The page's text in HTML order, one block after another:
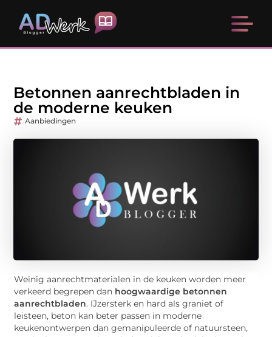
Betonnen aanrechtbladen in
de moderne keuken
Aanbiedingen
Weinig aanrechtmaterialen in de keuken worden meer
verkeerd begrepen dan hoogwaardige betonnen
aanrechtbladen. IJzersterk en hard als graniet of
leisteen, beton kan beter passen in moderne
keukenontwerpen dan gemanipuleerde of natuursteen,